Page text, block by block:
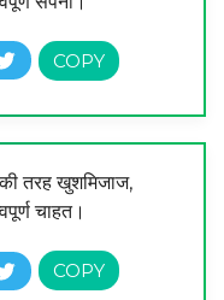
तरह खुशमिजाज,
चाहत।